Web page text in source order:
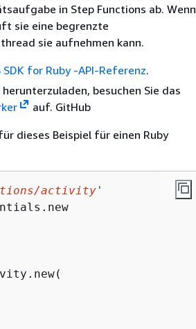
in Step Functions ab. Wenn
sie eine begrenzte
sie aufnehmen kann.
SDK for Ruby -API-Referenz.
besuchen Sie das
auf. GitHub
dieses Beispiel für einen Ruby
activity '